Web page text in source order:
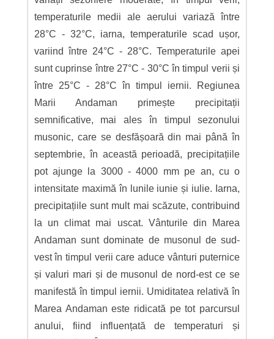
temperaturile medii ale aerului variază între
28°C - 32°C, iarna, temperaturile scad ușor,
variind între 24°C - 28°C. Temperaturile apei
sunt cuprinse între 27°C - 30°C în timpul verii și
între 25°C - 28°C în timpul iernii. Regiunea
Marii Andaman primește precipitații
semnificative, mai ales în timpul sezonului
musonic, care se desfășoară din mai până în
septembrie, în această perioadă, precipitațiile
pot ajunge la 3000 - 4000 mm pe an, cu o
intensitate maximă în lunile iunie și iulie. Iarna,
precipitațiile sunt mult mai scăzute, contribuind
la un climat mai uscat. Vânturile din Marea
Andaman sunt dominate de musonul de sud-
vest în timpul verii care aduce vânturi puternice
și valuri mari și de musonul de nord-est ce se
manifestă în timpul iernii. Umiditatea relativă în
Marea Andaman este ridicată pe tot parcursul
anului, fiind influențată de temperaturi și